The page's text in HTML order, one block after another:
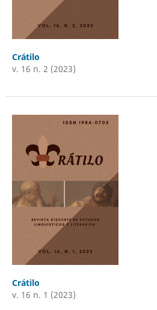
Crátilo
v. 16 n. 2 (2023)
Crátilo
v. 16 n. 1 (2023)